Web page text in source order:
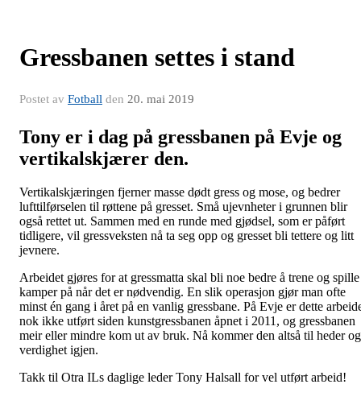
Gressbanen settes i stand
Postet av Fotball den 20. mai 2019
Tony er i dag på gressbanen på Evje og
vertikalskjærer den.
Vertikalskjæringen fjerner masse dødt gress og mose, og bedrer
lufttilførselen til røttene på gresset. Små ujevnheter i grunnen blir
også rettet ut. Sammen med en runde med gjødsel, som er påført
tidligere, vil gressveksten nå ta seg opp og gresset bli tettere og litt
jevnere.
Arbeidet gjøres for at gressmatta skal bli noe bedre å trene og spille
kamper på når det er nødvendig. En slik operasjon gjør man ofte
minst én gang i året på en vanlig gressbane. På Evje er dette
nok ikke utført siden kunstgressbanen åpnet i 2011, og gressbanen
meir eller mindre kom ut av bruk. Nå kommer den altså til heder og
verdighet igjen.
Takk til Otra ILs daglige leder Tony Halsall for vel utført arbeid!